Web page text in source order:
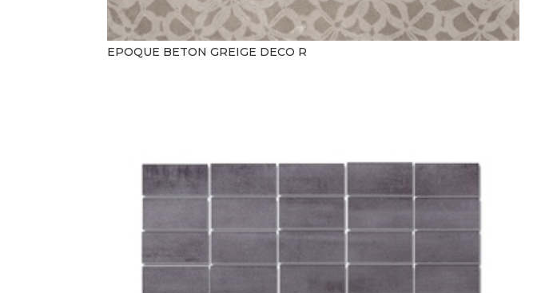
EPOQUE BETON GREIGE DECO R